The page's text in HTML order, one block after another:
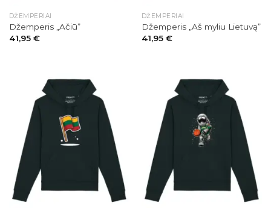
DŽEMPERIAI
Džemperis „Ačiū”
41,95 €
DŽEMPERIAI
Džemperis „Aš myliu Lietuvą”
41,95 €